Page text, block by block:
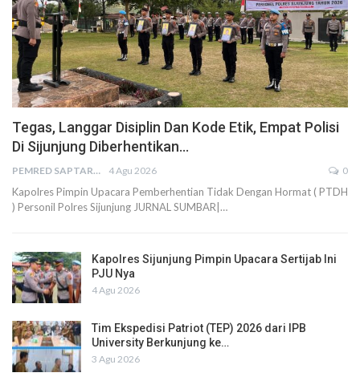
Tegas, Langgar Disiplin Dan Kode Etik, Empat Polisi
Di Sijunjung Diberhentikan…
PEMRED SAPTARIUS 4 Agu 2026 0
Kapolres Pimpin Upacara Pemberhentian Tidak Dengan Hormat ( PTDH
) Personil Polres Sijunjung JURNAL SUMBAR|…
Kapolres Sijunjung Pimpin Upacara Sertijab Ini
PJU Nya
4 Agu 2026
Tim Ekspedisi Patriot (TEP) 2026 dari IPB
University Berkunjung ke…
3 Agu 2026